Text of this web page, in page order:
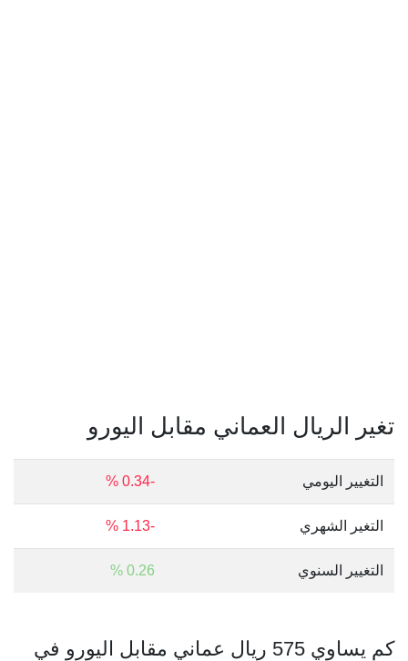
تغير الريال العماني مقابل اليورو
التغيير اليومي -0.34 %
التغير الشهري -1.13 %
التغيير السنوي 0.26 %
كم يساوي 575 ريال عماني مقابل اليورو في